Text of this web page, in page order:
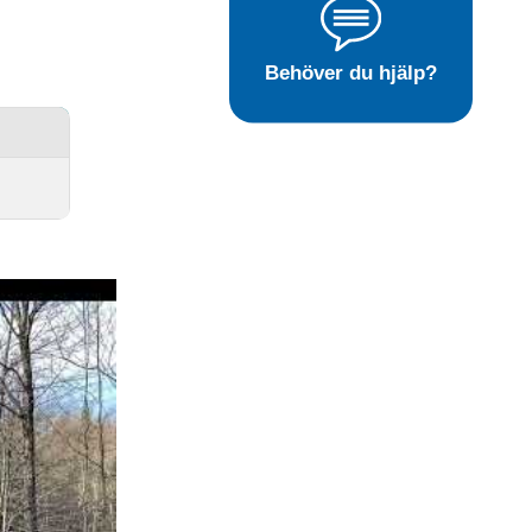
Behöver du hjälp?